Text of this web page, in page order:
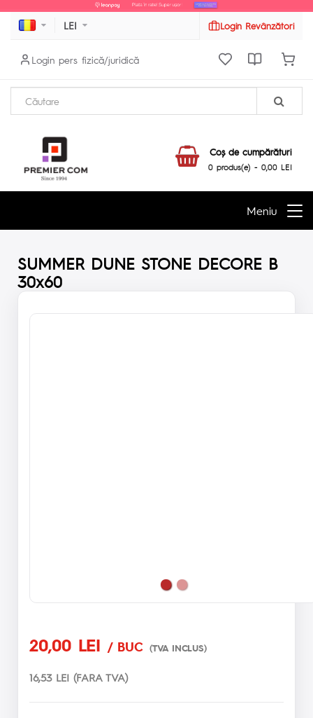
LEI Login Revânzători
Login pers fizică/juridică
Coş de cumpărături
0 produs(e) - 0,00 LEI
Meniu
SUMMER DUNE STONE DECORE B
30x60
20,00 LEI / BUC (TVA INCLUS)
16,53 LEI (FARA TVA)